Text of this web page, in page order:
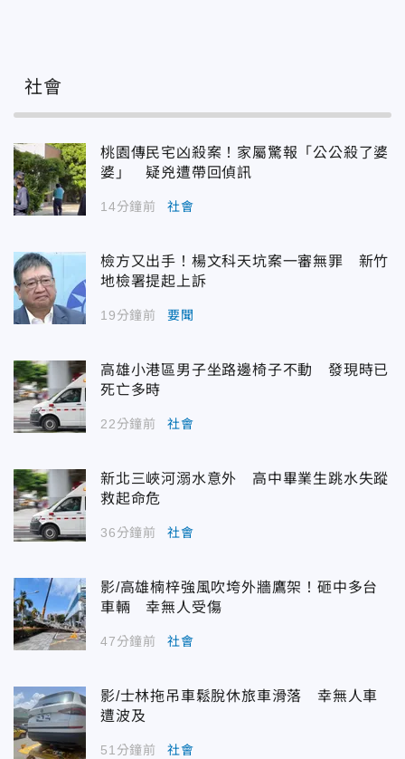
社會
桃園傳民宅凶殺案！家屬驚報「公公殺了婆
婆」 疑兇遭帶回偵訊
14分鐘前 社會
檢方又出手！楊文科天坑案一審無罪 新竹
地檢署提起上訴
19分鐘前 要聞
高雄小港區男子坐路邊椅子不動 發現時已
死亡多時
22分鐘前 社會
新北三峽河溺水意外 高中畢業生跳水失蹤
救起命危
36分鐘前 社會
影/高雄楠梓強風吹垮外牆鷹架！砸中多台
車輛 幸無人受傷
47分鐘前 社會
影/士林拖吊車鬆脫休旅車滑落 幸無人車
遭波及
51分鐘前 社會